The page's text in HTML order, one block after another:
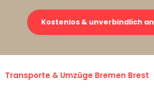
Kostenlos & unverbindlich
Transporte & Umzüge Bremen Brest